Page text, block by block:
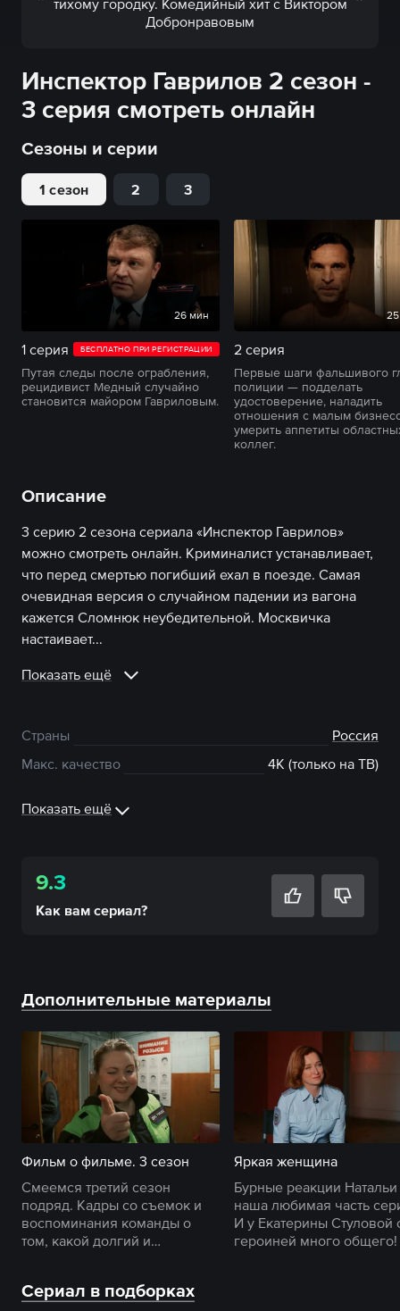
тихому городку. Комедийный хит с Виктором
Добронравовым
Инспектор Гаврилов 2 сезон -
3 серия смотреть онлайн
Сезоны и серии
1 сезон 2 3
26 мин
1 серия БЕСПЛАТНО ПРИ РЕГИСТРАЦИИ
Путая следы после ограбления,
рецидивист Медный случайно
становится майором Гавриловым.
2 серия
Первые шаги фальшивого
полиции — подделать
удостоверение, наладить
отношения с малым
умерить аппетиты
коллег.
Описание
3 серию 2 сезона сериала «Инспектор Гаврилов»
можно смотреть онлайн. Криминалист устанавливает,
что перед смертью погибший ехал в поезде. Самая
очевидная версия о случайном падении из вагона
кажется Сломнюк неубедительной. Москвичка
настаивает...
Показать ещё
Страны
Россия
Макс. качество
4К (только на ТВ)
Показать ещё
9.3
Как вам сериал?
Дополнительные материалы
Фильм о фильме. 3 сезон
Смеемся третий сезон
подряд. Кадры со съемок и
воспоминания команды о
том, какой долгий и
Яркая женщина
Бурные реакции
наша любимая часть
И у Екатерины Стуловой
героиней много общего!
Сериал в подборках